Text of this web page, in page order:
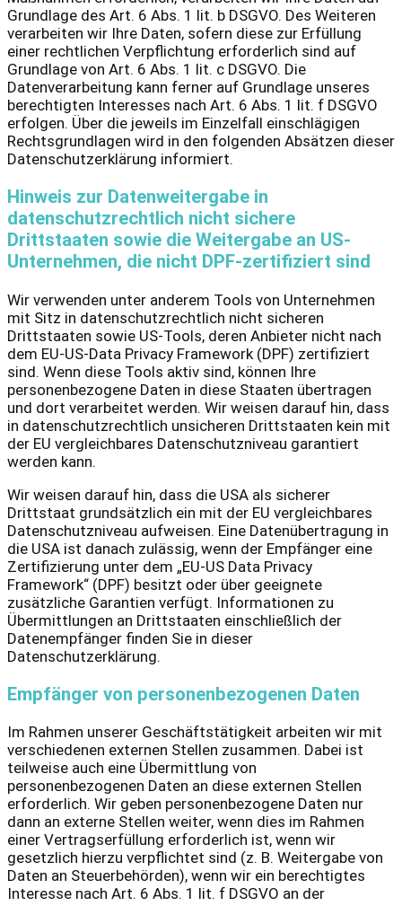
Grundlage des Art. 6 Abs. 1 lit. b DSGVO. Des Weiteren
verarbeiten wir Ihre Daten, sofern diese zur Erfüllung
einer rechtlichen Verpflichtung erforderlich sind auf
Grundlage von Art. 6 Abs. 1 lit. c DSGVO. Die
Datenverarbeitung kann ferner auf Grundlage unseres
berechtigten Interesses nach Art. 6 Abs. 1 lit. f DSGVO
erfolgen. Über die jeweils im Einzelfall einschlägigen
Rechtsgrundlagen wird in den folgenden Absätzen dieser
Datenschutzerklärung informiert.
Hinweis zur Datenweitergabe in
datenschutzrechtlich nicht sichere
Drittstaaten sowie die Weitergabe an US-
Unternehmen, die nicht DPF-zertifiziert sind
Wir verwenden unter anderem Tools von Unternehmen
mit Sitz in datenschutzrechtlich nicht sicheren
Drittstaaten sowie US-Tools, deren Anbieter nicht nach
dem EU-US-Data Privacy Framework (DPF) zertifiziert
sind. Wenn diese Tools aktiv sind, können Ihre
personenbezogene Daten in diese Staaten übertragen
und dort verarbeitet werden. Wir weisen darauf hin, dass
in datenschutzrechtlich unsicheren Drittstaaten kein mit
der EU vergleichbares Datenschutzniveau garantiert
werden kann.
Wir weisen darauf hin, dass die USA als sicherer
Drittstaat grundsätzlich ein mit der EU vergleichbares
Datenschutzniveau aufweisen. Eine Datenübertragung in
die USA ist danach zulässig, wenn der Empfänger eine
Zertifizierung unter dem „EU-US Data Privacy
Framework“ (DPF) besitzt oder über geeignete
zusätzliche Garantien verfügt. Informationen zu
Übermittlungen an Drittstaaten einschließlich der
Datenempfänger finden Sie in dieser
Datenschutzerklärung.
Empfänger von personenbezogenen Daten
Im Rahmen unserer Geschäftstätigkeit arbeiten wir mit
verschiedenen externen Stellen zusammen. Dabei ist
teilweise auch eine Übermittlung von
personenbezogenen Daten an diese externen Stellen
erforderlich. Wir geben personenbezogene Daten nur
dann an externe Stellen weiter, wenn dies im Rahmen
einer Vertragserfüllung erforderlich ist, wenn wir
gesetzlich hierzu verpflichtet sind (z. B. Weitergabe von
Daten an Steuerbehörden), wenn wir ein berechtigtes
Interesse nach Art. 6 Abs. 1 lit. f DSGVO an der